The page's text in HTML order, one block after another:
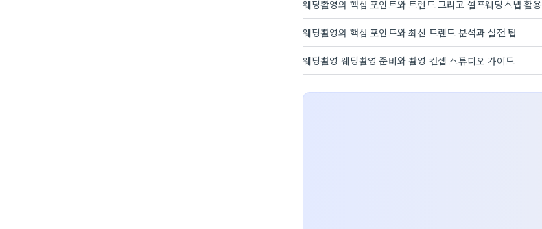
웨딩촬영의 핵심 포인트와 트렌드 그리고 셀프웨딩스냅 활용
웨딩촬영의 핵심 포인트와 최신 트렌드 분석과 실전 팁
웨딩촬영 웨딩촬영 준비와 촬영 컨셉 스튜디오 가이드